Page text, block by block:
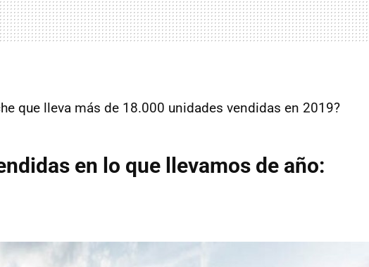
que lleva más de 18.000 unidades vendidas en 2019?
en lo que llevamos de año: